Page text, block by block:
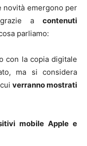
novità emergono per
a contenuti
parliamo:
con la copia digitale
ma si considera
verranno mostrati
mobile Apple e